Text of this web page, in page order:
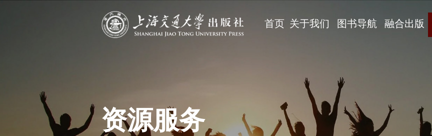
首页 关于我们 图书导航 融合出版
资源服务